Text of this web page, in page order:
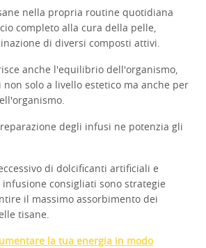
nella propria routine quotidiana
completo alla cura della pelle,
di diversi composti attivi.
anche l'equilibrio dell'organismo,
solo a livello estetico ma anche per
degli infusi ne potenzia gli
di dolcificanti artificiali e
consigliati sono strategie
il massimo assorbimento dei
tisane.
la tua energia in modo